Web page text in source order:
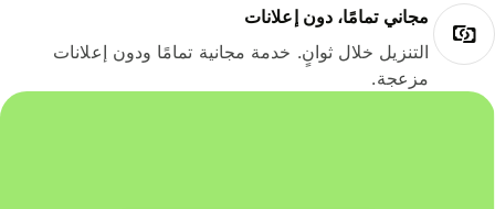
مجاني تمامًا، دون إعلانات
التنزيل خلال ثوانٍ. خدمة مجانية تمامًا ودون إعلانات
مزعجة.